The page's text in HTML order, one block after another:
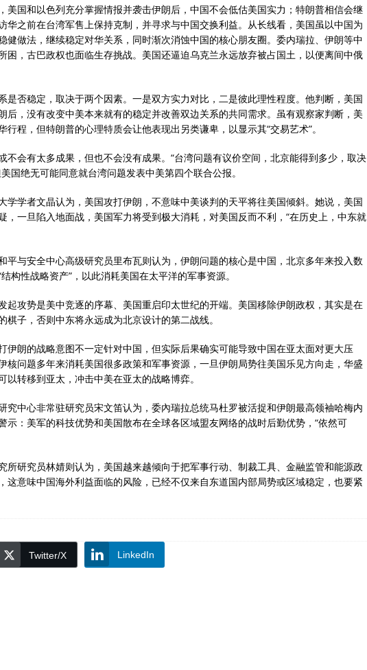
美国和以色列充分掌握情报并袭击伊朗后，中国不会低估美国实力；特朗普相信会继
华之前在台湾军售上保持克制，并寻求与中国交换利益。从长线看，美国虽以中国为
健做法，继续稳定对华关系，同时渐次消蚀中国的核心朋友圈。委内瑞拉、伊朗等中
困，古巴政权也面临生存挑战。美国还逼迫乌克兰永远放弃被占国土，以便离间中俄
是否稳定，取决于两个因素。一是双方实力对比，二是彼此理性程度。他判断，美国
后，没有改变中美本来就有的稳定并改善双边关系的共同需求。虽有观察家判断，美
行程，但特朗普的心理特质会让他表现出另类谦卑，以显示其“交易艺术”。
不会有太多成果，但也不会没有成果。“台湾问题有议价空间，北京能得到多少，取决
国绝无可能同意就台湾问题发表中美第四个联合公报。
学学者文晶认为，美国攻打伊朗，不意味中美谈判的天平将往美国倾斜。她说，美国
，一旦陷入地面战，美国军力将受到极大消耗，对美国反而不利，“在历史上，中东就
平与安全中心高级研究员里布瓦则认为，伊朗问题的核心是中国，北京多年来投入数
构性战略资产”，以此消耗美国在太平洋的军事资源。
起攻势是美中竞逐的序幕、美国重启印太世纪的开端。美国移除伊朗政权，其实是在
棋子，否则中东将永远成为北京设计的第二战线。
伊朗的战略意图不一定针对中国，但实际后果确实可能导致中国在亚太面对更大压
核问题多年来消耗美国很多政策和军事资源，一旦伊朗局势往美国乐见方向走，华盛
以转移到亚太，冲击中美在亚太的战略博弈。
究中心非常驻研究员宋文笛认为，委內瑞拉总统马杜罗被活捉和伊朗最高领袖哈梅内
示：美军的科技优势和美国散布在全球各区域盟友网络的战时后勤优势，“依然可
所研究员林婧则认为，美国越来越倾向于把军事行动、制裁工具、金融监管和能源政
这意味中国海外利益面临的风险，已经不仅来自东道国内部局势或区域稳定，也要紧
Twitter/X LinkedIn